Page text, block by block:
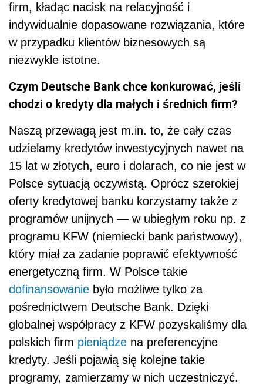
firm, kładąc nacisk na relacyjność i
indywidualnie dopasowane rozwiązania, które
w przypadku klientów biznesowych są
niezwykle istotne.
Czym Deutsche Bank chce konkurować, jeśli
chodzi o kredyty dla małych i średnich firm?
Naszą przewagą jest m.in. to, że cały czas
udzielamy kredytów inwestycyjnych nawet na
15 lat w złotych, euro i dolarach, co nie jest w
Polsce sytuacją oczywistą. Oprócz szerokiej
oferty kredytowej banku korzystamy także z
programów unij­nych — w ubiegłym roku np. z
programu KFW (niemiecki bank państwowy),
który miał za zadanie poprawić efektywność
energetycz­ną firm. W Polsce takie
dofinansowanie było możliwe tylko za
pośrednictwem Deutsche Bank. Dzięki
globalnej współpracy z KFW po­zyskaliśmy dla
polskich firm pieniądze na pre­ferencyjne
kredyty. Jeśli pojawią się kolejne takie
programy, zamierzamy w nich uczestni­czyć.